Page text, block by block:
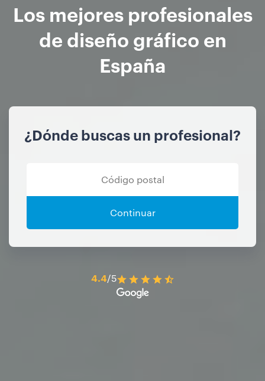
Los mejores profesionales
de diseño gráfico en
España
¿Dónde buscas un profesional?
Continuar
4.4/5